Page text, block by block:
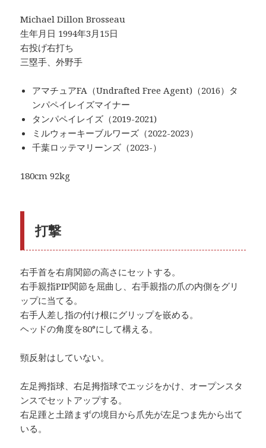
Michael Dillon Brosseau
生年月日 1994年3月15日
右投げ右打ち
三塁手、外野手
アマチュアFA（Undrafted Free Agent)（2016）タ
ンパペイレイズマイナー
タンパペイレイズ（2019-2021)
ミルウォーキーブルワーズ（2022-2023）
千葉ロッテマリーンズ（2023-）
180cm 92kg
打撃
右手首を右肩関節の高さにセットする。
右手親指PIP関節を屈曲し、右手親指の爪の内側をグリ
ップに当てる。
右手人差し指の付け根にグリップを嵌める。
ヘッドの角度を80°にして構える。
頸反射はしていない。
左足拇指球、右足拇指球でエッジをかけ、オープンスタ
ンスでセットアップする。
右足踵と土踏まずの境目から爪先が左足つま先から出て
いる。